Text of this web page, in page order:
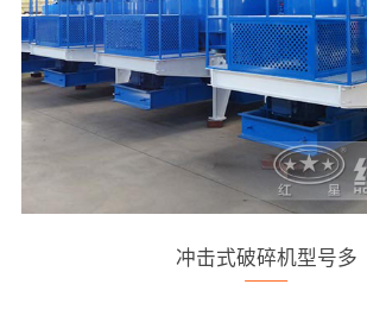
冲击式破碎机型号多